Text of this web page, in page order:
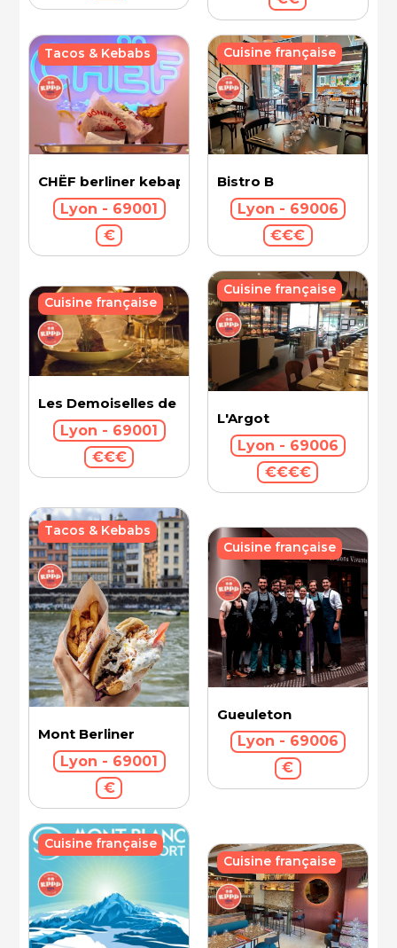
CHËF berliner kebap
Lyon - 69001
€
Tacos & Kebabs
Bistro B
Lyon - 69006
€€€
Cuisine française
Les Demoiselles de Rochefort
Lyon - 69001
€€€
Cuisine française
L'Argot
Lyon - 69006
€€€€
Cuisine française
Mont Berliner
Lyon - 69001
€
Tacos & Kebabs
Gueuleton
Lyon - 69006
€
Cuisine française
Cuisine française
Cuisine française